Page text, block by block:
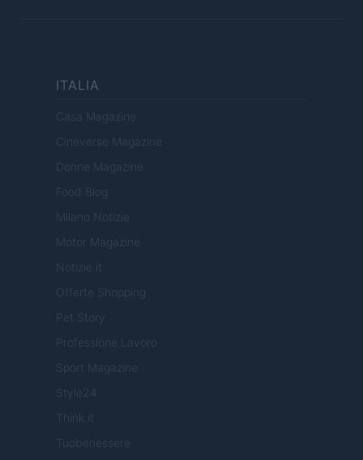
ITALIA
Casa Magazine
Cineverse Magazine
Donne Magazine
Food Blog
Milano Notizie
Motor Magazine
Notizie.it
Offerte Shopping
Pet Story
Professione Lavoro
Sport Magazine
Style24
Think.it
Tuobenessere